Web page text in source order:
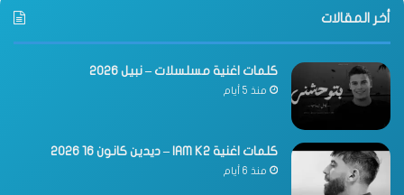
أخر المقالات
كلمات اغنية مسلسلات – نبيل 2026
منذ 5 أيام
كلمات اغنية IAM K2 – ديدين كانون 16 2026
منذ 6 أيام